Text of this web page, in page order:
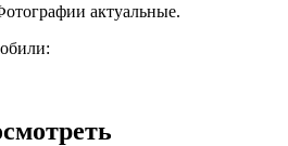
актуальные.